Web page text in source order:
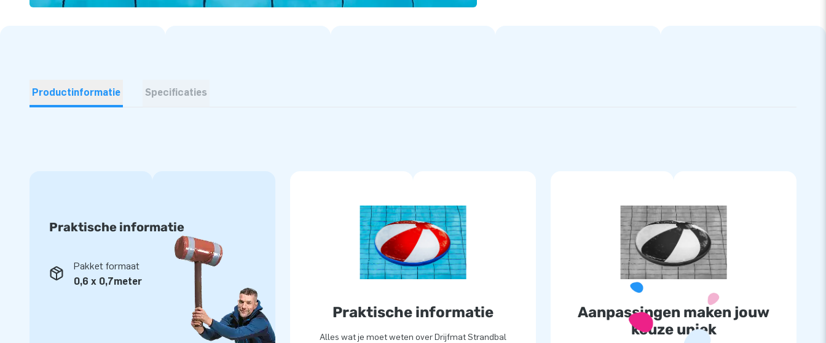
Productinformatie Specificaties
Praktische informatie
Pakket formaat
0,6 x 0,7meter
Praktische informatie
Alles wat je moet weten over Drijfmat Strandbal
Aanpassingen maken jouw
keuze uniek